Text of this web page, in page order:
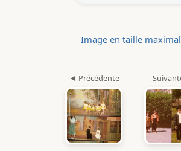
Image en taille